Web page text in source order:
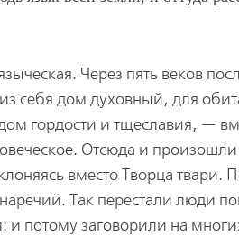
Через пять веков
себя дом духовный, для
гордости и тщеславия, —
Отсюда и
вместо Творца твари.
Так перестали люди
потому заговорили на